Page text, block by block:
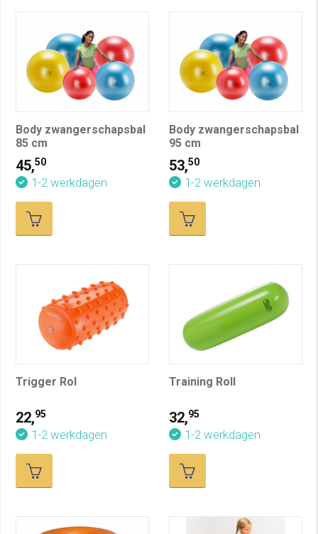
Body zwangerschapsbal
85 cm
45,50
1-2 werkdagen
Body zwangerschapsbal
95 cm
53,50
1-2 werkdagen
Trigger Rol
22,95
1-2 werkdagen
Training Roll
32,95
1-2 werkdagen